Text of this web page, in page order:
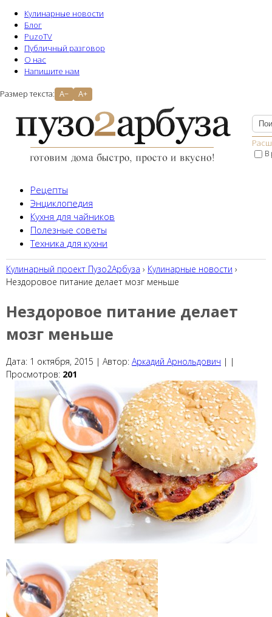
Кулинарные новости
Блог
PuzoTV
Публичный разговор
О нас
Напишите нам
Размер текста: A− A+
В
Рецепты
Энциклопедия
Кухня для чайников
Полезные советы
Техника для кухни
Кулинарный проект Пузо2Aрбуза › Кулинарные новости ›
Нездоровое питание делает мозг меньше
Нездоровое питание делает
мозг меньше
Дата: 1 октября, 2015 | Автор: Аркадий Арнольдович | |
Просмотров: 201